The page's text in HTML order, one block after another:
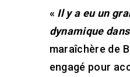
« Il y a eu un
dynamique
maraîchère de
engagé pour